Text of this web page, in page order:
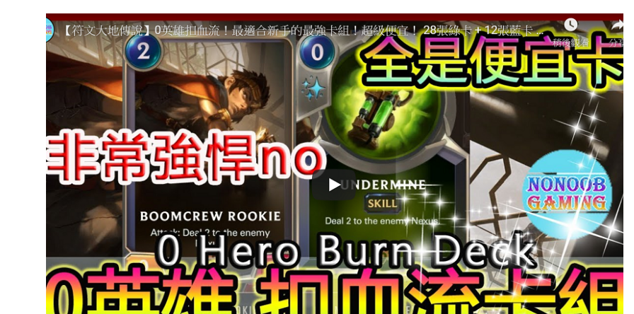
達
人
推
薦
科
技
自